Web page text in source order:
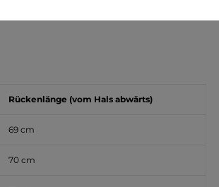
Rückenlänge (vom Hals abwärts)
69 cm
70 cm